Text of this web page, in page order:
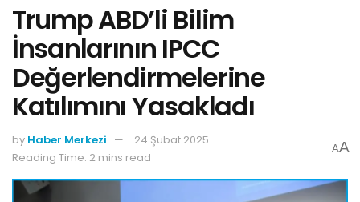
Trump ABD’li Bilim
İnsanlarının IPCC
Değerlendirmelerine
Katılımını Yasakladı
by Haber Merkezi
24 Şubat 2025
Reading Time: 2 mins read
AA